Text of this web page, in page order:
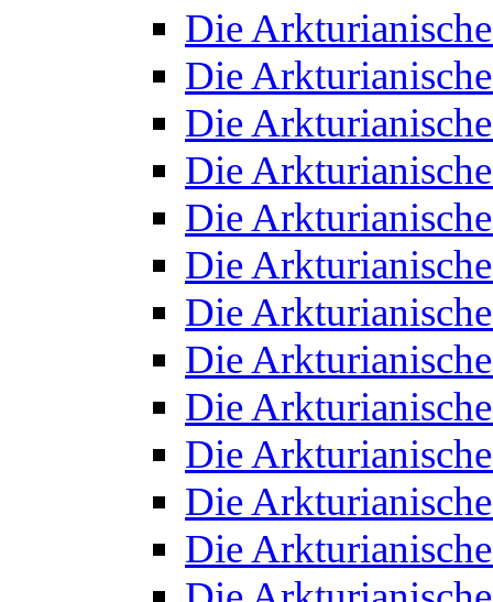
Die
Die
Die
Die
Die
Die
Die
Die
Die
Die
Die
Die